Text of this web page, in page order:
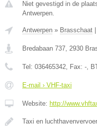
Niet gevestigd in de
Antwerpen.
Antwerpen » Brasschaat
Bredabaan 737, 2930
Tel: 036465342, Fax: -,
E-mail › VHF-taxi
Website: http://
Taxi en